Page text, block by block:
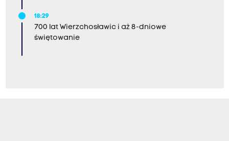
18:29
700 lat Wierzchosławic i aż 8-dniowe
świętowanie